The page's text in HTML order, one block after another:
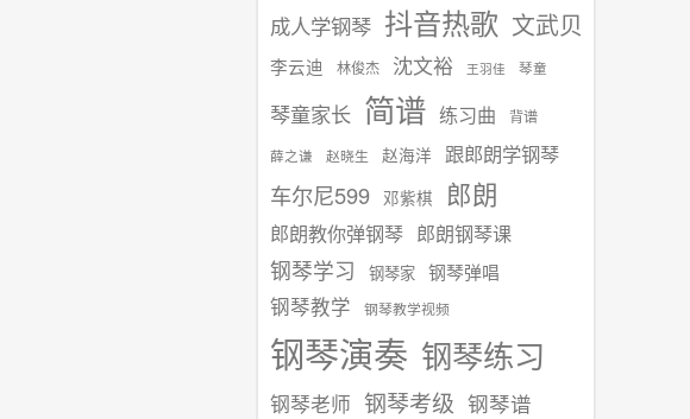
成人学钢琴 抖音热歌 文武贝
李云迪 林俊杰 沈文裕 王羽佳 琴童
琴童家长 简谱 练习曲 背谱
薛之谦 赵晓生 赵海洋 跟郎朗学钢琴
车尔尼599 邓紫棋 郎朗
郎朗教你弹钢琴 郎朗钢琴课
钢琴学习 钢琴家 钢琴弹唱
钢琴教学 钢琴教学视频
钢琴演奏 钢琴练习
钢琴老师 钢琴考级 钢琴谱